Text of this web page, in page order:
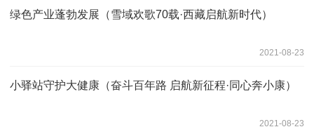
绿色产业蓬勃发展（雪域欢歌70载·西藏启航新时代）
2021-08-23
小驿站守护大健康（奋斗百年路 启航新征程·同心奔小康）
2021-08-23